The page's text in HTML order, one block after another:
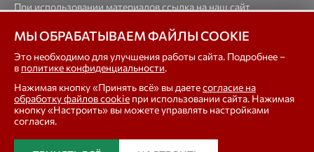
При использовании материалов ссылка на наш сайт
© 1998-2026 Весоизмерительная компания «Тензо-М» —
платформенные, крановые, вагонные, бункерные,
автомобильные весы, весовые дозаторы для фасовки,
тензодатчики
МЫ ОБРАБАТЫВАЕМ ФАЙЛЫ COOKIE
Это необходимо для улучшения работы сайта. Подробнее –
в политике конфиденциальности.
Нажимая кнопку «Принять всё» вы даетесогласие на
обработку файлов cookie при использовании сайта. Нажимая
кнопку «Настроить» вы можете управлять настройками
согласия.